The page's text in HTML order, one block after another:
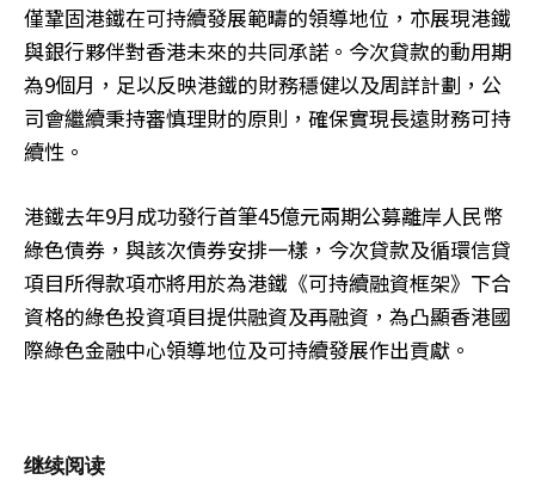
僅鞏固港鐵在可持續發展範疇的領導地位，亦展現港鐵
與銀行夥伴對香港未來的共同承諾。今次貸款的動用期
為9個月，足以反映港鐵的財務穩健以及周詳計劃，公
司會繼續秉持審慎理財的原則，確保實現長遠財務可持
續性。
港鐵去年9月成功發行首筆45億元兩期公募離岸人民幣
綠色債券，與該次債券安排一樣，今次貸款及循環信貸
項目所得款項亦將用於為港鐵《可持續融資框架》下合
資格的綠色投資項目提供融資及再融資，為凸顯香港國
際綠色金融中心領導地位及可持續發展作出貢獻。
继续阅读